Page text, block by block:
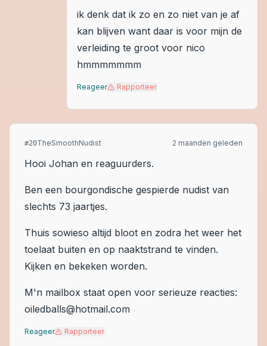
ik denk dat ik zo en zo niet van je af
kan blijven want daar is voor mijn de
verleiding te groot voor nico
hmmmmmmm
Reageer Rapporteer
#20TheSmoothNudist 2 maanden geleden
Hooi Johan en reaguurders.
Ben een bourgondische gespierde nudist van
slechts 73 jaartjes.
Thuis sowieso altijd bloot en zodra het weer het
toelaat buiten en op naaktstrand te vinden.
Kijken en bekeken worden.
M'n mailbox staat open voor serieuze reacties:
oiledballs@hotmail.com
Reageer Rapporteer